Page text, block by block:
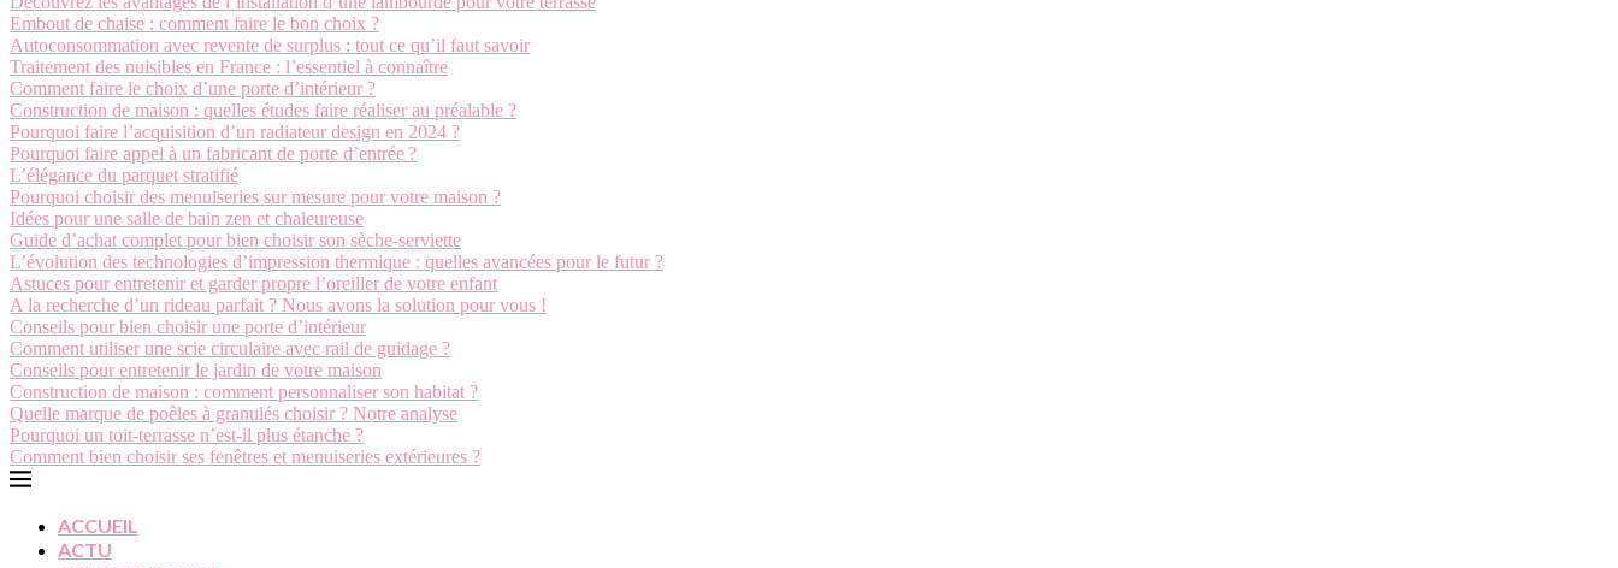
Embout de chaise : comment faire le bon choix ?
Autoconsommation avec revente de surplus : tout ce qu’il faut savoir
Traitement des nuisibles en France : l’essentiel à connaître
Comment faire le choix d’une porte d’intérieur ?
Construction de maison : quelles études faire réaliser au préalable ?
Pourquoi faire l’acquisition d’un radiateur design en 2024 ?
Pourquoi faire appel à un fabricant de porte d’entrée ?
L’élégance du parquet stratifié
Pourquoi choisir des menuiseries sur mesure pour votre maison ?
Idées pour une salle de bain zen et chaleureuse
Guide d’achat complet pour bien choisir son sèche-serviette
L’évolution des technologies d’impression thermique : quelles avancées pour le futur ?
Astuces pour entretenir et garder propre l’oreiller de votre enfant
A la recherche d’un rideau parfait ? Nous avons la solution pour vous !
Conseils pour bien choisir une porte d’intérieur
Comment utiliser une scie circulaire avec rail de guidage ?
Conseils pour entretenir le jardin de votre maison
Construction de maison : comment personnaliser son habitat ?
Quelle marque de poêles à granulés choisir ? Notre analyse
Pourquoi un toit-terrasse n’est-il plus étanche ?
Comment bien choisir ses fenêtres et menuiseries extérieures ?
ACCUEIL
ACTU